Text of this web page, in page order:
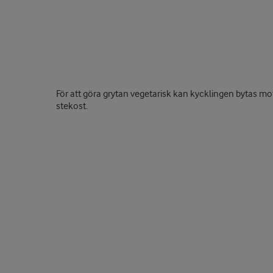
För att göra grytan vegetarisk kan kycklingen bytas
stekost.